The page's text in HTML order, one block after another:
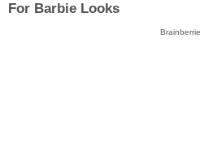
For Barbie Looks